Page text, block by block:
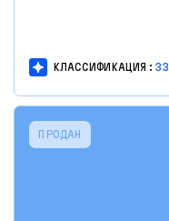
КЛАССИФИКАЦИЯ: 33
ПРОДАН